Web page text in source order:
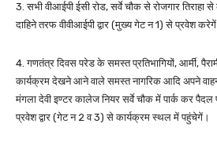
3. सभी वीआईपी ईसी रोड, सर्वे चौक से रोजगार तिराहा
दाहिने तरफ वीवीआईपी द्वार (मुख्य गेट न 1) से प्रवेश
4. गणतंत्र दिवस परेड के समस्त प्रतिभागियों, आर्मी,
कार्यक्रम देखने आने वाले समस्त नागरिक आदि अपने
मंगला देवी इण्टर कालेज नियर सर्वे चौक में पार्क कर पैदल
प्रवेश द्वार (गेट न 2 व 3) से कार्यक्रम स्थल में पहुंचेगें।